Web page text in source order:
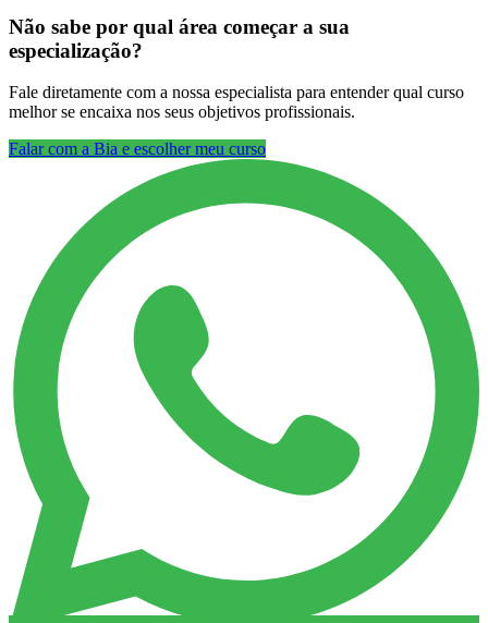
Não sabe por qual área começar a sua
especialização?
Fale diretamente com a nossa especialista para entender qual curso
melhor se encaixa nos seus objetivos profissionais.
Falar com a Bia e escolher meu curso